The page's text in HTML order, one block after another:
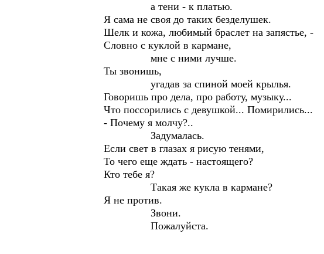
а тени - к платью.
Я сама не своя до таких безделушек.
Шелк и кожа, любимый браслет на запястье, -
Словно с куклой в кармане,
мне с ними лучше.
Ты звонишь,
угадав за спиной моей крылья.
Говоришь про дела, про работу, музыку...
Что поссорились с девушкой... Помирились...
- Почему я молчу?..
Задумалась.
Если свет в глазах я рисую тенями,
То чего еще ждать - настоящего?
Кто тебе я?
Такая же кукла в кармане?
Я не против.
Звони.
Пожалуйста.